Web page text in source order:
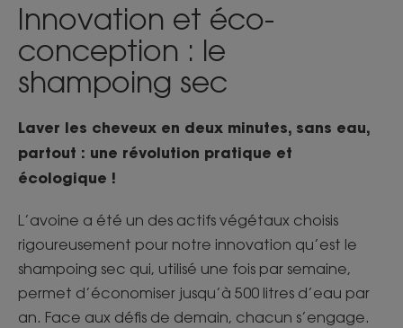
Innovation et éco-
conception : le
shampoing sec
Laver les cheveux en deux minutes, sans eau,
partout : une révolution pratique et
écologique !
L’avoine a été un des actifs végétaux choisis
rigoureusement pour notre innovation qu’est le
shampoing sec qui, utilisé une fois par semaine,
permet d’économiser jusqu’à 500 litres d’eau par
an. Face aux défis de demain, chacun s’engage.